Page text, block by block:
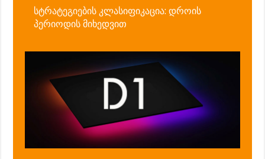
სტრატეგიების კლასიფიკაცია: დროის
პერიოდის მიხედვით